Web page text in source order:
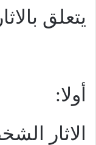
يتعلق
أولا:
الاثار